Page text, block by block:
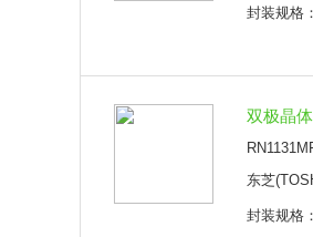
封装规格
双极晶
东芝
封装规格